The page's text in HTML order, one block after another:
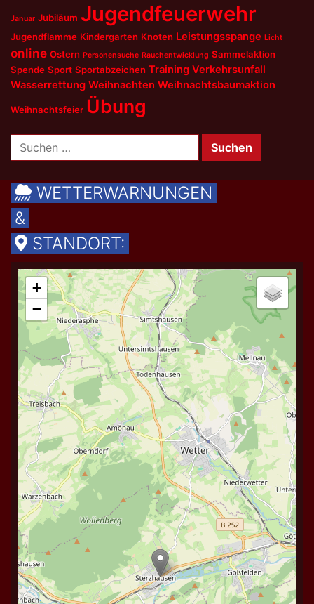
Januar Jubiläum Jugendfeuerwehr
Jugendflamme Kindergarten Knoten Leistungsspange Licht
online Ostern Personensuche Rauchentwicklung Sammelaktion
Spende Sport Sportabzeichen Training Verkehrsunfall
Wasserrettung Weihnachten Weihnachtsbaumaktion
Weihnachtsfeier Übung
nach:
WETTERWARNUNGEN
&
STANDORT: